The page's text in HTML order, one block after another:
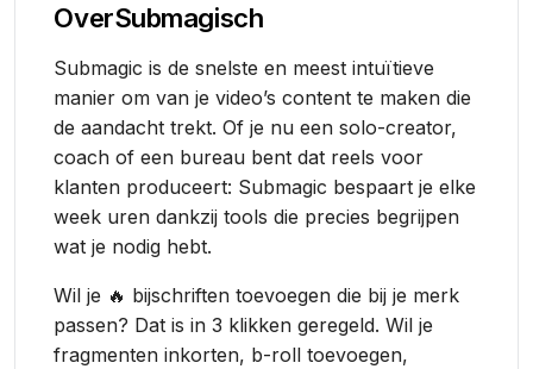
OverSubmagisch
Submagic is de snelste en meest intuïtieve
manier om van je video’s content te maken die
de aandacht trekt. Of je nu een solo-creator,
coach of een bureau bent dat reels voor
klanten produceert: Submagic bespaart je elke
week uren dankzij tools die precies begrijpen
wat je nodig hebt.
Wil je 🔥 bijschriften toevoegen die bij je merk
passen? Dat is in 3 klikken geregeld. Wil je
fragmenten inkorten, b-roll toevoegen,